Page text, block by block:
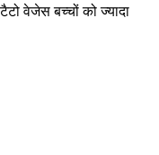
वेजेस बच्चों को ज्यादा